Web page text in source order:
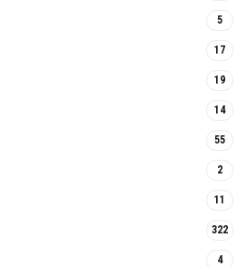
5
17
19
14
55
2
11
322
4